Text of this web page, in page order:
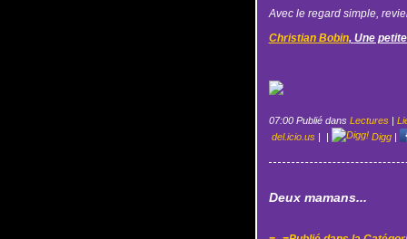
Avec le regard simple,
Christian Bobin, Une
07:00 Publié dans Lectures |
del.icio.us | | Digg|
Deux mamans...